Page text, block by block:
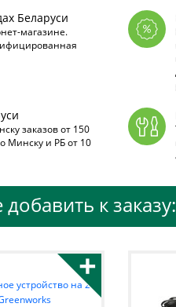
Беларуси
магазине.
заказов от 150
Минску и РБ от 10
добавить к заказу:
+
устройство на 2